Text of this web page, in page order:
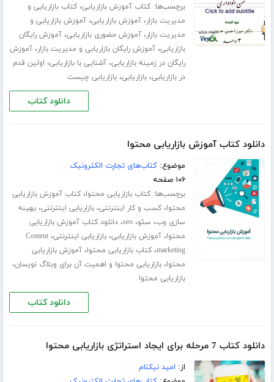
برچسب‌ها:کتاب آموزش بازاریابی،کتاب بازاریابی و
مدیریت بازار،آموزش بازاریابی،آموزش بازاریابی و
مدیریت بازار،آموزش حضوری بازاریابی،آموزش رایگان
بازاریابی،آموزش رایگان بازاریابی و مدیریت بازار،آموزش
رایگان در زمینه بازاریابی،آشنایی با بازاریابی، اولین قدم
در بازاریابی،بازاریابی،بازاریابی چیست
دانلود کتاب
دانلود کتاب آموزش بازاریابی محتوا
موضوع:کتاب‌های تجارت الکترونیک
۱۰۶ صفحه
برچسب‌ها:کتاب بازاریابی محتوا،کتاب آموزش بازاریابی
محتوا،کسب و کار اینترنتی،بازاریابی اینترنتی،بهینه
سازی وب، سئو،seo،دانلود کتاب آموزش بازاریابی
محتوا،آموزش بازاریابی،بازاریابی اینترنتی،Content
marketing،کتاب بازاریابی محتوا،آموزش بازاریابی
محتوا،بازاریابی محتوا و اهمیت آن برای وبلاگ نویسان،
بازاریابی محتوا
دانلود کتاب
دانلود کتاب 7 مرحله برای ایجاد استراتژی بازاریابی محتوا
از: امید نیکنام